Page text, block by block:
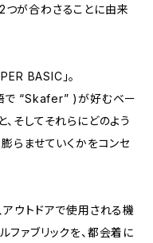
つが合わさることに由来
BASIC」。
で “Skafer” )が好むベー
そしてそれらにどのよう
らませていくかをコンセ
ウトドアで使用される機
ァブリックを、都会着に